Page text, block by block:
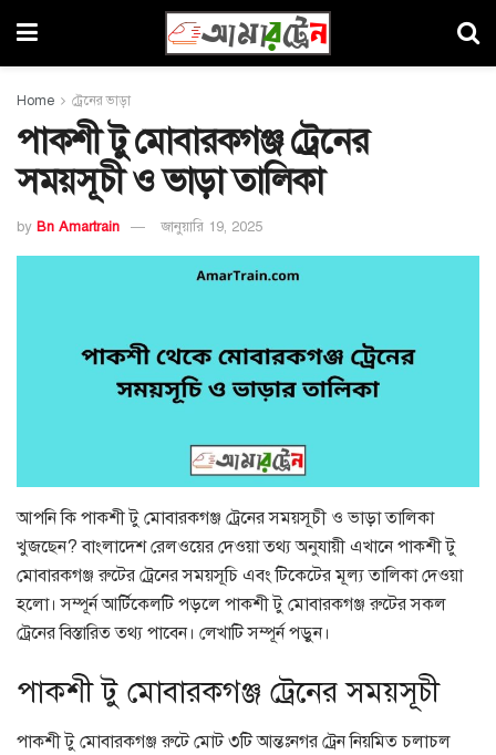
Home ট্রেনের ভাড়া
পাকশী টু মোবারকগঞ্জ ট্রেনের
সময়সূচী ও ভাড়া তালিকা
by Bn Amartrain জানুয়ারি 19, 2025
আপনি কি পাকশী টু মোবারকগঞ্জ ট্রেনের সময়সূচী ও ভাড়া তালিকা
খুজছেন? বাংলাদেশ রেলওয়ের দেওয়া তথ্য অনুযায়ী এখানে পাকশী টু
মোবারকগঞ্জ রুটের ট্রেনের সময়সূচি এবং টিকেটের মূল্য তালিকা দেওয়া
হলো। সম্পূর্ন আর্টিকেলটি পড়লে পাকশী টু মোবারকগঞ্জ রুটের সকল
ট্রেনের বিস্তারিত তথ্য পাবেন। লেখাটি সম্পূর্ন পড়ুন।
পাকশী টু মোবারকগঞ্জ ট্রেনের সময়সূচী
পাকশী টু মোবারকগঞ্জ রুটে মোট ৩টি আন্তঃনগর ট্রেন নিয়মিত চলাচল